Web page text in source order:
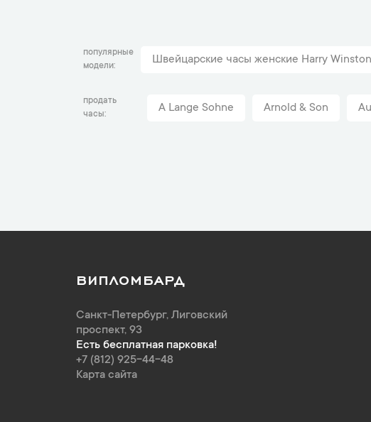
популярные
модели
Швейцарские часы женские Harry
продать
часы
A Lange Sohne Arnold & Son
ВИПЛОМБАРД
Санкт-Петербург, Лиговский
проспект, 93
Есть бесплатная парковка!
+7 (812) 925-44-48
Карта сайта